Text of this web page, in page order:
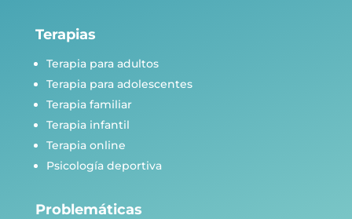
Terapias
Terapia para adultos
Terapia para adolescentes
Terapia familiar
Terapia infantil
Terapia online
Psicología deportiva
Problemáticas